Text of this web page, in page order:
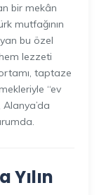
bir mekân
mutfağının
bu özel
lezzeti
taptaze
“ev
Yılın